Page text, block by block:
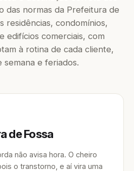
das normas da Prefeitura de
residências, condomínios,
edifícios comerciais, com
à rotina de cada cliente,
semana e feriados.
de Fossa
não avisa hora. O cheiro
o transtorno, e aí vira uma